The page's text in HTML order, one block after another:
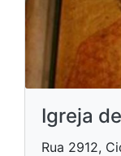
Igreja
Rua 2912,